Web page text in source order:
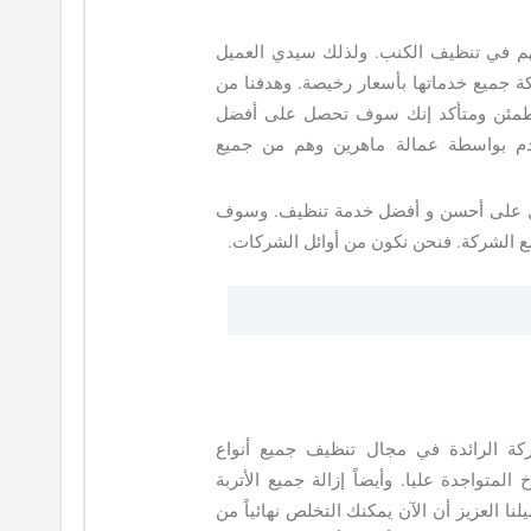
في تنظيف الكنب. ولذلك سيدي العميل
جميع خدماتها بأسعار رخيصة. وهدفنا من
مطمئن ومتأكد إنك سوف تحصل على أفضل
بواسطة عمالة ماهرين وهم من جميع
على أحسن و أفضل خدمة تنظيف. وسوف
الشركة. فنحن نكون من أوائل الشركات.
الرائدة في مجال تنظيف جميع أنواع
عليا. وأيضاً إزالة جميع الأتربة
العزيز أن الآن يمكنك التخلص نهائياً من